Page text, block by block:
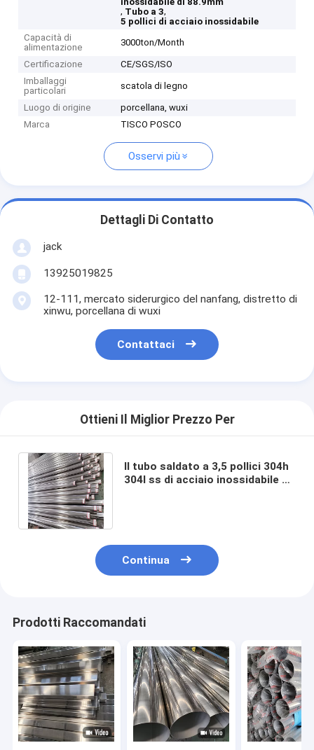
, Tubo a 3,
5 pollici di acciaio inossidabile
Capacità di
alimentazione
3000ton/Month
Certificazione
CE/SGS/ISO
Imballaggi
particolari
scatola di legno
Luogo di origine
porcellana, wuxi
Marca
TISCO POSCO
Osservi più
Dettagli Di Contatto
jack
13925019825
12-111, mercato siderurgico del nanfang, distretto di
xinwu, porcellana di wuxi
Contattaci
Ottieni Il Miglior Prezzo Per
Il tubo saldato a 3,5 pollici 304h
304l ss di acciaio inossidabile di
Continua
Prodotti Raccomandati